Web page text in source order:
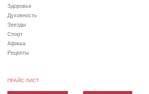
Здоровье
Духовность
Звезды
Спорт
Афиша
Рецепты
ПРАЙС ЛИСТ